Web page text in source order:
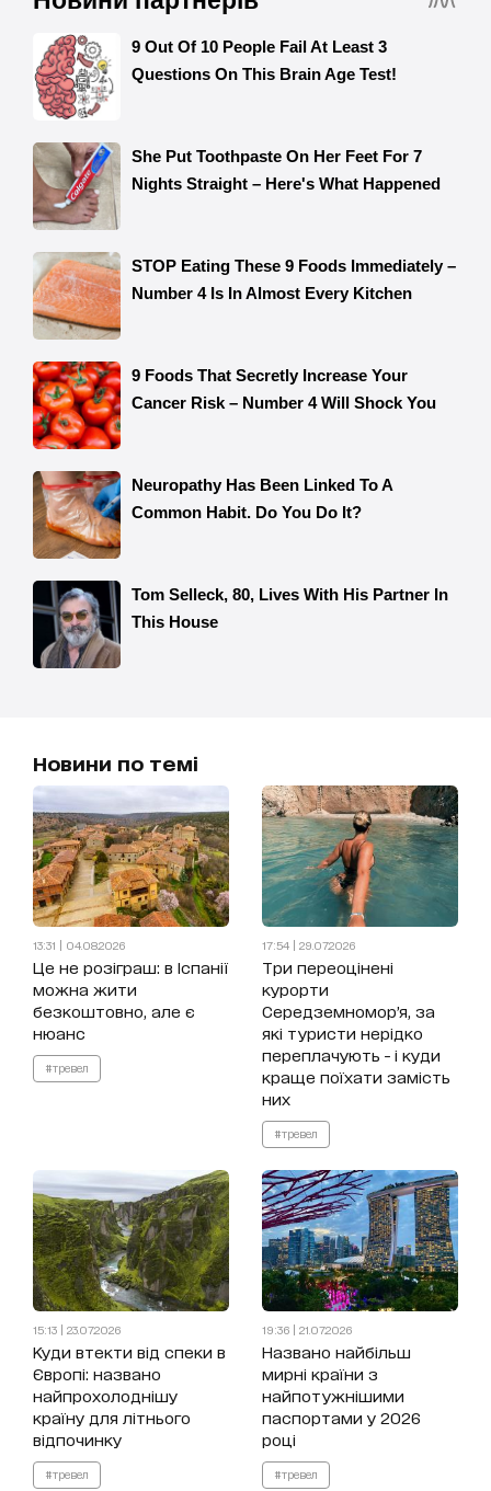
Новини по темі
13:31 | 04.08.2026
Це не розіграш: в Іспанії
можна жити
безкоштовно, але є
нюанс
#тревел
17:54 | 29.07.2026
Три переоцінені
курорти
Середземномор’я, за
які туристи нерідко
переплачують - і куди
краще поїхати замість
них
#тревел
15:13 | 23.07.2026
Куди втекти від спеки в
Європі: названо
найпрохолоднішу
країну для літнього
відпочинку
#тревел
19:36 | 21.07.2026
Названо найбільш
мирні країни з
найпотужнішими
паспортами у 2026
році
#тревел